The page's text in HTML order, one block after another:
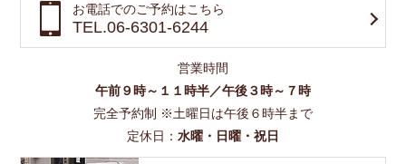
お電話でのご予約はこちら
TEL.06-6301-6244
営業時間
午前９時～１１時半／午後３時～７時
完全予約制 ※土曜日は午後６時半まで
定休日： 水曜・日曜・祝日